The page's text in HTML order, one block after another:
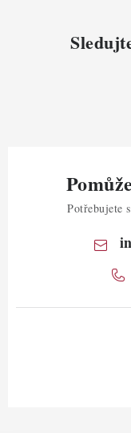
Potřebujete